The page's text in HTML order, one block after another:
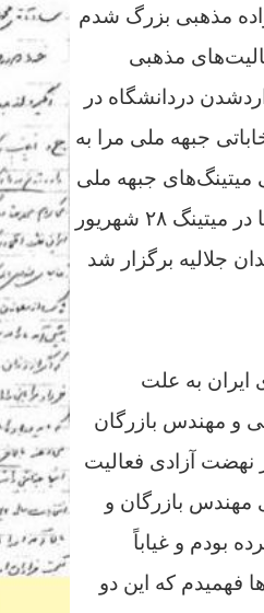
مذهبی بزرگ شدم
مذهبی
دردانشگاه در
انتخاباتی جبهه ملی مرا به
جبهه ملی
شرکت می‌کردم، مخصوصا در میتینگ ۲۸ شهریور
جلالیه برگزار شد
به علت
و مهندس بازرگان
نهضت آزادی فعالیت
مهندس بازرگان و
بودم و غیاباً
فهمیدم که این دو